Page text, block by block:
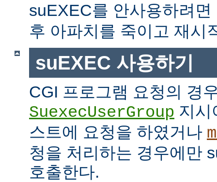
suEXEC를 안사용하려면
후 아파치를 죽이고 재시
suEXEC 사용하기
CGI 프로그램 요청의 경
SuexecUserGroup 지시
스트에 요청을 하였거나
청을 처리하는 경우에만
호출한다.